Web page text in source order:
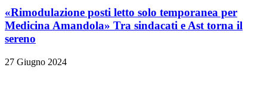
«Rimodulazione posti letto solo temporanea per
Medicina Amandola» Tra sindacati e Ast torna il
sereno
27 Giugno 2024